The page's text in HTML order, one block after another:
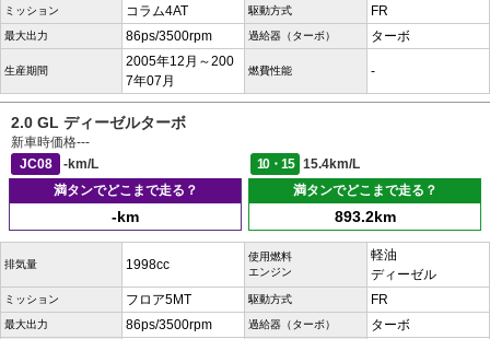
ミッション コラム4AT 駆動方式 FR
最大出力 86ps/3500rpm 過給器（ターボ） ターボ
生産期間
2005年12月～200
7年07月
燃費性能 -
2.0 GL ディーゼルターボ
新車時価格---
JC08
-km/L 10・15
15.4km/L
満タンでどこまで走る？
-km
満タンでどこまで走る？
893.2km
排気量 1998cc
使用燃料
エンジン
軽油
ディーゼル
ミッション フロア5MT 駆動方式 FR
最大出力 86ps/3500rpm 過給器（ターボ） ターボ